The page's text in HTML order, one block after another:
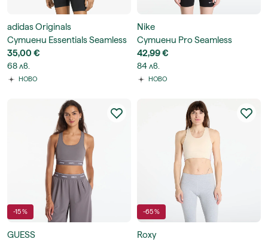
adidas Originals
Сутиени Essentials Seamless
Bralette
35,00 €
68 лв.
НОВО
Nike
Сутиени Pro Seamless
Women's Dri-FIT Tank Top
42,99 €
84 лв.
НОВО
-15 %
GUESS
-65 %
Roxy